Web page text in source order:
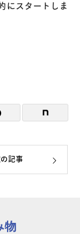
にスタートしま
記事
物